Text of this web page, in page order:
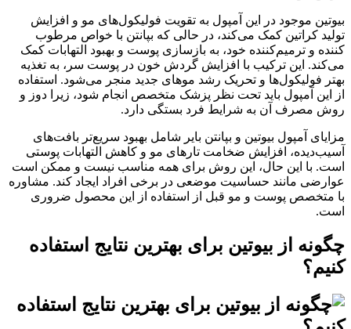
بیوتین موجود در این آمپول به تقویت فولیکول‌های مو و افزایش
تولید کراتین کمک می‌کند، در حالی که بپانتن با خواص مرطوب‌
کننده و ترمیم‌کننده خود، به بازسازی پوست و بهبود التهابات کمک
می‌کند. این ترکیب با افزایش گردش خون در پوست سر، به تغذیه
بهتر فولیکول‌ها و تحریک رشد موهای جدید منجر می‌شود. استفاده
از این آمپول باید تحت نظر پزشک متخصص انجام شود، زیرا دوز و
روش مصرف آن به شرایط فرد بستگی دارد.
مزایای آمپول بیوتین و بپانتن بایر شامل بهبود سریع‌تر بافت‌های
آسیب‌دیده، افزایش ضخامت تارهای مو و کاهش التهابات پوستی
است. با این حال، این روش برای همه مناسب نیست و ممکن است
عوارضی مانند حساسیت موضعی در برخی افراد ایجاد کند. مشاوره
با متخصص پوست و مو قبل از استفاده از این محصول ضروری
است.
چگونه از بیوتین برای بهترین نتایج استفاده
کنیم؟